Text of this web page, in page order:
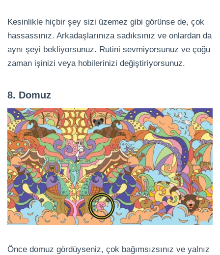
Kesinlikle hiçbir şey sizi üzemez gibi görünse de, çok
hassassınız. Arkadaşlarınıza sadıksınız ve onlardan da
aynı şeyi bekliyorsunuz. Rutini sevmiyorsunuz ve çoğu
zaman işinizi veya hobilerinizi değiştiriyorsunuz.
8. Domuz
Önce domuz gördüyseniz, çok bağımsızsınız ve yalnız